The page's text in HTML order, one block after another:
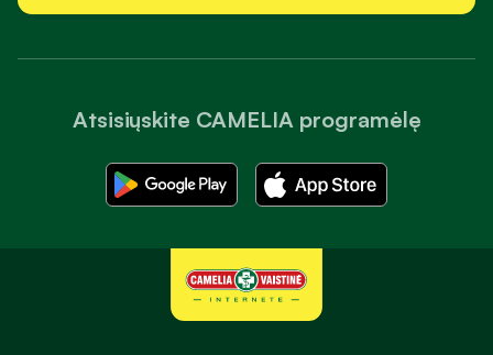
Atsisiųskite CAMELIA programėlę